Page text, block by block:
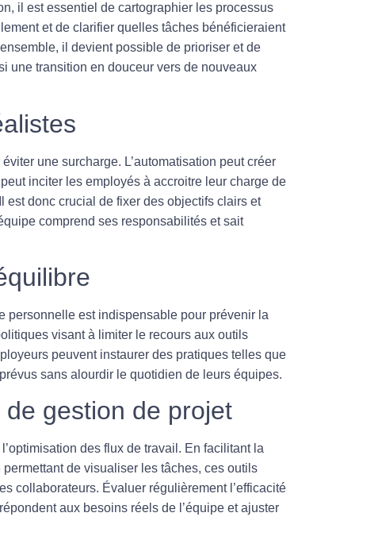
il est essentiel de cartographier les processus
et de clarifier quelles tâches bénéficieraient
il devient possible de prioriser et de
une transition en douceur vers de nouveaux
une surcharge. L’automatisation peut créer
inciter les employés à accroitre leur charge de
est donc crucial de fixer des objectifs clairs et
comprend ses responsabilités et sait
personnelle est indispensable pour prévenir la
visant à limiter le recours aux outils
peuvent instaurer des pratiques telles que
sans alourdir le quotidien de leurs équipes.
gestion de projet
des flux de travail. En facilitant la
de visualiser les tâches, ces outils
collaborateurs. Évaluer régulièrement l’efficacité
aux besoins réels de l’équipe et ajuster